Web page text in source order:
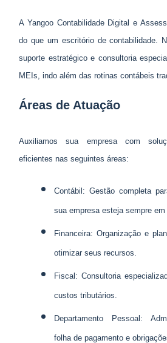
A Yangoo Contabilidade Digital e
do que um escritório de contabilidade.
suporte estratégico e consultoria
MEIs, indo além das rotinas contábeis
Áreas de Atuação
Auxiliamos sua empresa com
eficientes nas seguintes áreas:
Contábil: Gestão completa
sua empresa esteja sempre
Financeira: Organização e
otimizar seus recursos.
Fiscal: Consultoria
custos tributários.
Departamento Pessoal:
folha de pagamento e